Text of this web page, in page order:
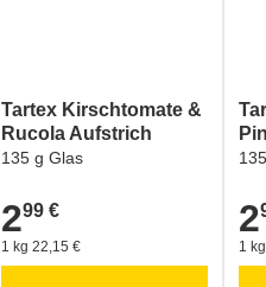
Tartex Kirschtomate &
Rucola Aufstrich
135 g Glas
2,99 €
299 €
1 kg 22,15 €
2
1